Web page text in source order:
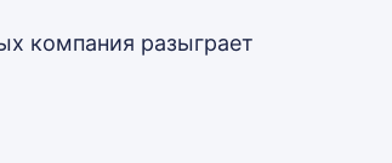
компания разыграет